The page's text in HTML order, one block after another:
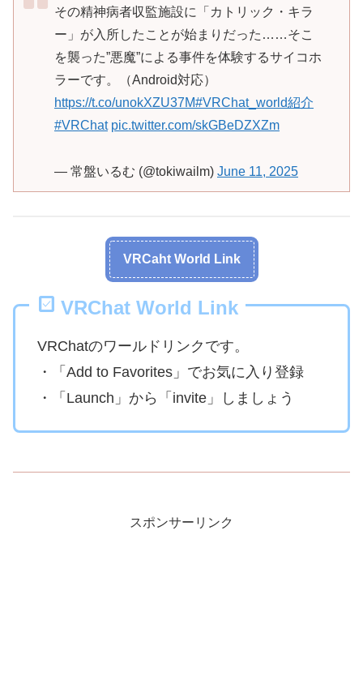
その精神病者収監施設に「カトリック・キラ
ー」が入所したことが始まりだった……そこ
を襲った”悪魔”による事件を体験するサイコホ
ラーです。（Android対応）
https://t.co/unokXZU37M#VRChat_world紹介
#VRChat pic.twitter.com/skGBeDZXZm
— 常盤いるむ (@tokiwailm) June 11, 2025
VRCaht World Link
VRChat World Link
VRChatのワールドリンクです。
・「Add to Favorites」でお気に入り登録
・「Launch」から「invite」しましょう
スポンサーリンク